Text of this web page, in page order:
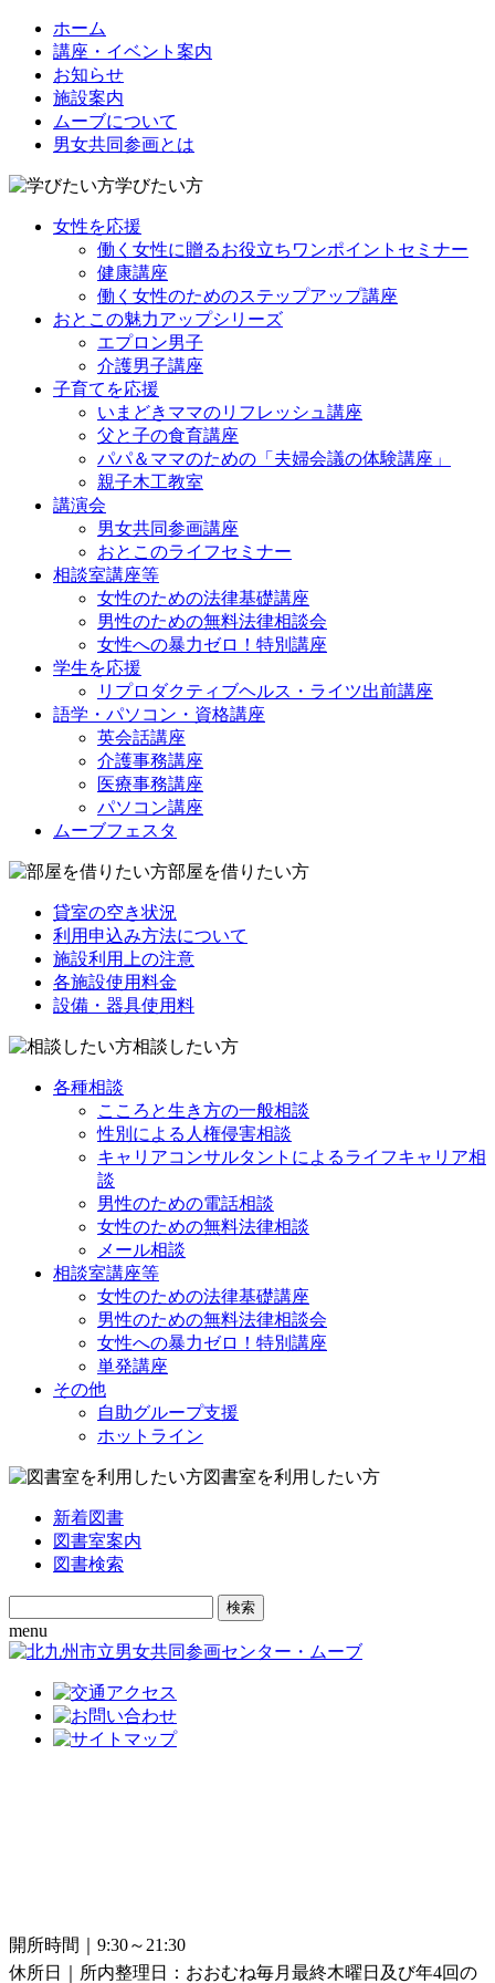
ホーム
講座・イベント案内
お知らせ
施設案内
ムーブについて
男女共同参画とは
学びたい方
女性を応援
働く女性に贈るお役立ちワンポイントセミナー
健康講座
働く女性のためのステップアップ講座
おとこの魅力アップシリーズ
エプロン男子
介護男子講座
子育てを応援
いまどきママのリフレッシュ講座
父と子の食育講座
パパ＆ママのための「夫婦会議の体験講座」
親子木工教室
講演会
男女共同参画講座
おとこのライフセミナー
相談室講座等
女性のための法律基礎講座
男性のための無料法律相談会
女性への暴力ゼロ！特別講座
学生を応援
リプロダクティブヘルス・ライツ出前講座
語学・パソコン・資格講座
英会話講座
介護事務講座
医療事務講座
パソコン講座
ムーブフェスタ
部屋を借りたい方
貸室の空き状況
利用申込み方法について
施設利用上の注意
各施設使用料金
設備・器具使用料
相談したい方
各種相談
こころと生き方の一般相談
性別による人権侵害相談
キャリアコンサルタントによるライフキャリア相
談
男性のための電話相談
女性のための無料法律相談
メール相談
相談室講座等
女性のための法律基礎講座
男性のための無料法律相談会
女性への暴力ゼロ！特別講座
単発講座
その他
自助グループ支援
ホットライン
図書室を利用したい方
新着図書
図書室案内
図書検索
Search
for:
menu
開所時間｜9:30～21:30
休所日｜所内整理日：おおむね毎月最終木曜日及び年4回の